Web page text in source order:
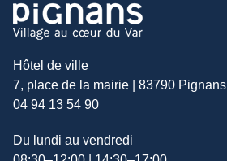
Hôtel de ville
7, place de la mairie | 83790 Pignans
04 94 13 54 90
Du lundi au vendredi